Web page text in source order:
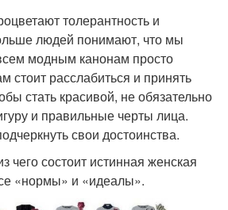
толерантность и
людей понимают, что мы
модным канонам просто
стоит расслабиться и принять
стать красивой, не обязательно
и правильные черты лица.
свои достоинства.
чего состоит истинная женская
«нормы» и «идеалы».